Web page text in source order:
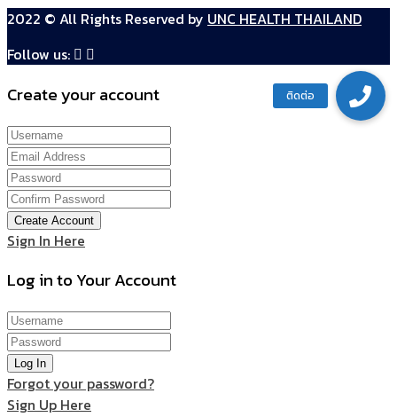
2022 © All Rights Reserved by UNC HEALTH THAILAND
Follow us:
Create your account
Create Account
Sign In Here
Log in to Your Account
Log In
Forgot your password?
Sign Up Here